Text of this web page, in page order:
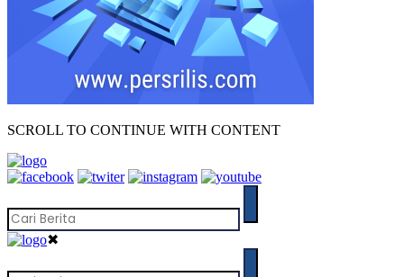
SCROLL TO CONTINUE WITH CONTENT
✖